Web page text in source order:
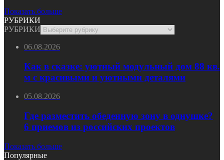
Показать больше
РУБРИКИ
РУБРИКИ
06.08.2026
Как в сказке: уютный модульный дом 88 кв.
м с красивыми и уютными деталями
05.08.2026
Где разместить обеденную зону в однушке?
6 приемов из российских проектов
Показать больше
Популярные